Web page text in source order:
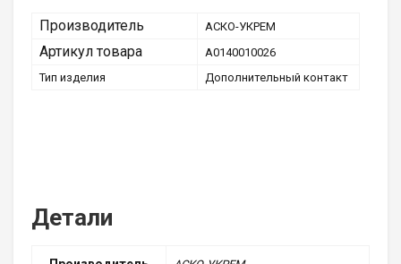
Производитель АСКО-УКРЕМ
Артикул товара
A0140010026
Тип изделия
Дополнительный контакт
Детали